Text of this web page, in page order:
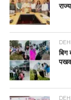
बिग